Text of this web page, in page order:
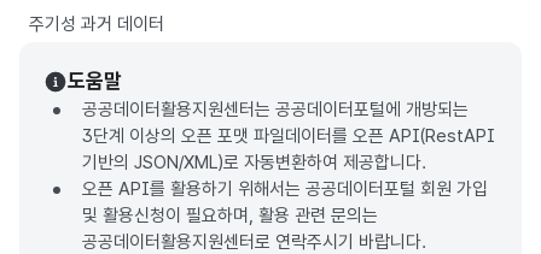
주기성 과거 데이터
도움말
공공데이터활용지원센터는 공공데이터포털에 개방되는
3단계 이상의 오픈 포맷 파일데이터를 오픈 API(RestAPI
기반의 JSON/XML)로 자동변환하여 제공합니다.
오픈 API를 활용하기 위해서는 공공데이터포털 회원 가입
및 활용신청이 필요하며, 활용 관련 문의는
공공데이터활용지원센터로 연락주시기 바랍니다.